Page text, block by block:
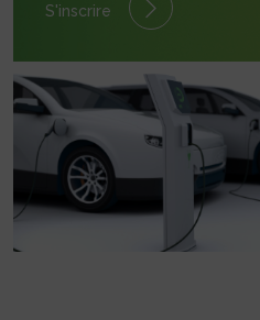
S'inscrire